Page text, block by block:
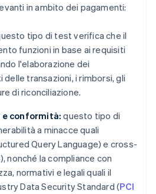
in ambito dei pagamenti:
tipo di test verifica che il
funzioni in base ai requisiti
l'elaborazione dei
transazioni, i rimborsi, gli
di riconciliazione.
conformità:questo tipo di
a minacce quali
Query Language) e cross-
nonché la compliance con
normativi e legali quali il
Data Security Standard (PCI